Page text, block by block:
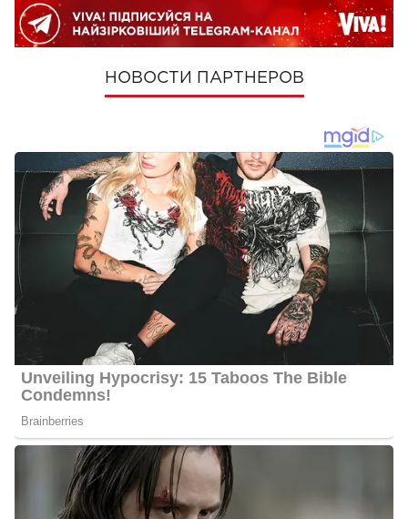
НОВОСТИ ПАРТНЕРОВ